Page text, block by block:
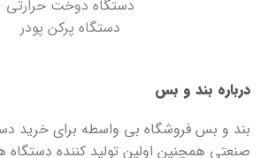
دستگاه دوخت حرارتی
دستگاه پرکن پودر
درباره بند و بس
بند و بس فروشگاه بی واسطه برای خرید
صنعتی همچنین اولین تولید کننده دستگاه